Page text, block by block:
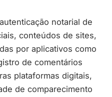
notarial de
conteúdos de sites,
por aplicativos como
de comentários
plataformas digitais,
de comparecimento